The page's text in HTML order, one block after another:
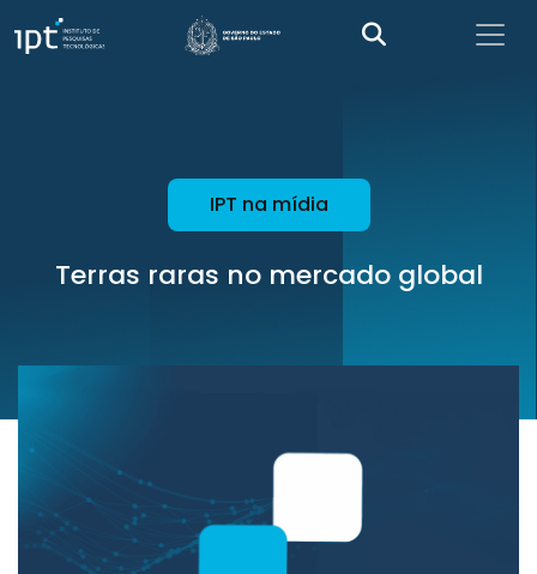
IPT na mídia
Terras raras no mercado global